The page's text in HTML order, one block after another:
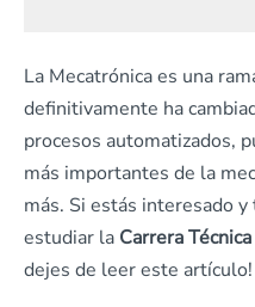
La Mecatrónica es una
definitivamente ha
procesos automatizados,
más importantes de la
más. Si estás interesado
estudiar la Carrera
dejes de leer este artículo!